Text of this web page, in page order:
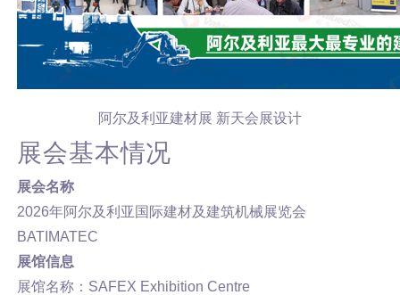
阿尔及利亚建材展 新天会展设计
展会基本情况
展会名称
2026年阿尔及利亚国际建材及建筑机械展览会
BATIMATEC
展馆信息
展馆名称：SAFEX Exhibition Centre